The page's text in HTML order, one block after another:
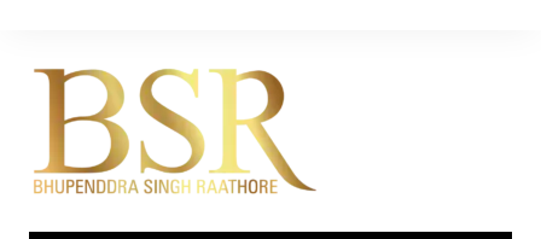
content